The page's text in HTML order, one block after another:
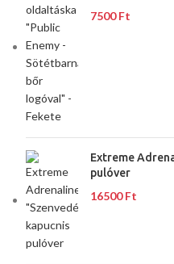
7500Ft
Extreme
pulóver
16500Ft